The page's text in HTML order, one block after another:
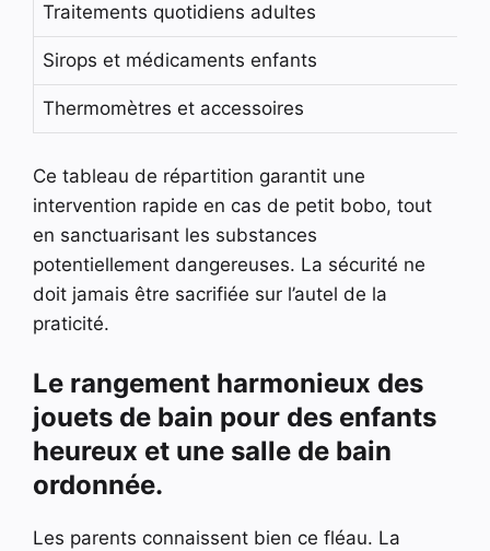
Traitements quotidiens adultes
Sirops et médicaments enfants
Thermomètres et accessoires
Ce tableau de répartition garantit une
intervention rapide en cas de petit bobo, tout
en sanctuarisant les substances
potentiellement dangereuses. La sécurité ne
doit jamais être sacrifiée sur l’autel de la
praticité.
Le rangement harmonieux des
jouets de bain pour des enfants
heureux et une salle de bain
ordonnée.
Les parents connaissent bien ce fléau. La